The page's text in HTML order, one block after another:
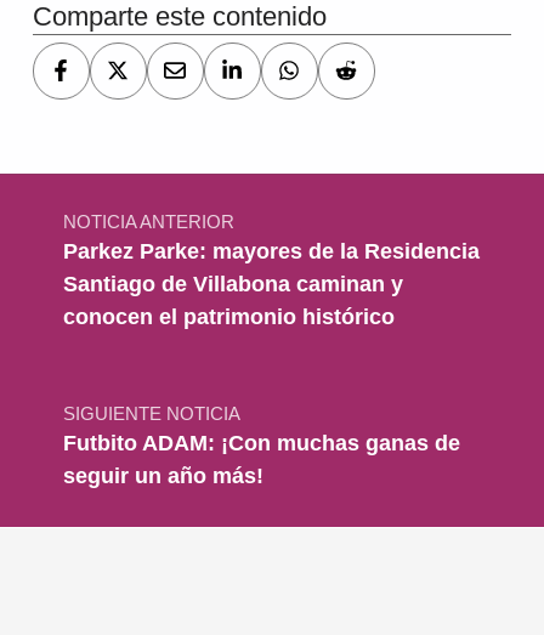
Comparte este contenido
Navegación de entradas
NOTICIA ANTERIOR
Parkez Parke: mayores de la Residencia
Santiago de Villabona caminan y
conocen el patrimonio histórico
SIGUIENTE NOTICIA
Futbito ADAM: ¡Con muchas ganas de
seguir un año más!